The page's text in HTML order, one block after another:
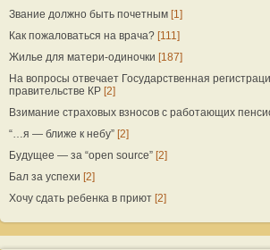
Звание должно быть почетным [1]
Как пожаловаться на врача? [111]
Жилье для матери-одиночки [187]
На вопросы отвечает Государственная
правительстве КР [2]
Взимание страховых взносов с работающих
“…я — ближе к небу” [2]
Будущее — за “open source” [2]
Бал за успехи [2]
Хочу сдать ребенка в приют [2]